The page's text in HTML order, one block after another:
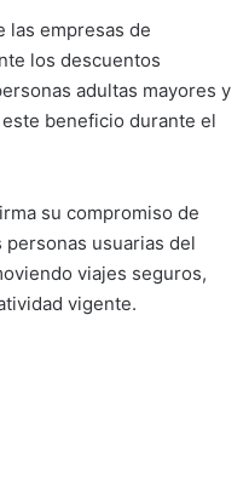
las empresas de
los descuentos
adultas mayores y
beneficio durante el
su compromiso de
usuarias del
viajes seguros,
vigente.